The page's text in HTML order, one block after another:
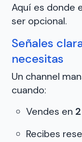
Aquí es donde
ser opcional.
Señales
necesitas
Un channel
cuando:
Vendes en
Recibes